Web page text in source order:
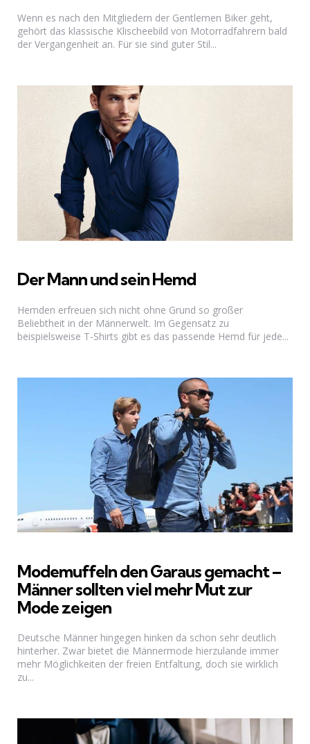
Wenn es nach den Mitgliedern der Gentlemen Biker geht,
gehört das klassische Klischeebild von Motorradfahrern bald
der Vergangenheit an. Für sie sind guter Stil...
Der Mann und sein Hemd
Hemden erfreuen sich nicht ohne Grund so großer
Beliebtheit in der Männerwelt. Im Gegensatz zu
beispielsweise T-Shirts gibt es das passende Hemd für jede...
Modemuffeln den Garaus gemacht –
Männer sollten viel mehr Mut zur
Mode zeigen
Deutsche Männer hingegen hinken da schon sehr deutlich
hinterher. Zwar bietet die Männermode hierzulande immer
mehr Möglichkeiten der freien Entfaltung, doch sie wirklich
zu...